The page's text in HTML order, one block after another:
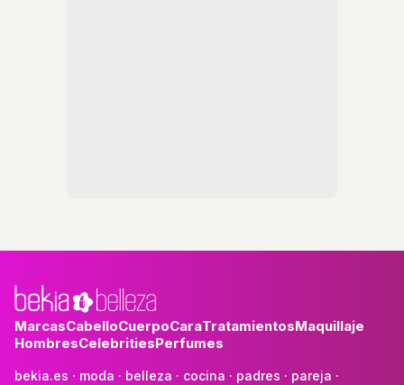
MarcasCabelloCuerpoCaraTratamientosMaquillaje
HombresCelebritiesPerfumes
bekia.es · moda · belleza · cocina · padres · pareja ·